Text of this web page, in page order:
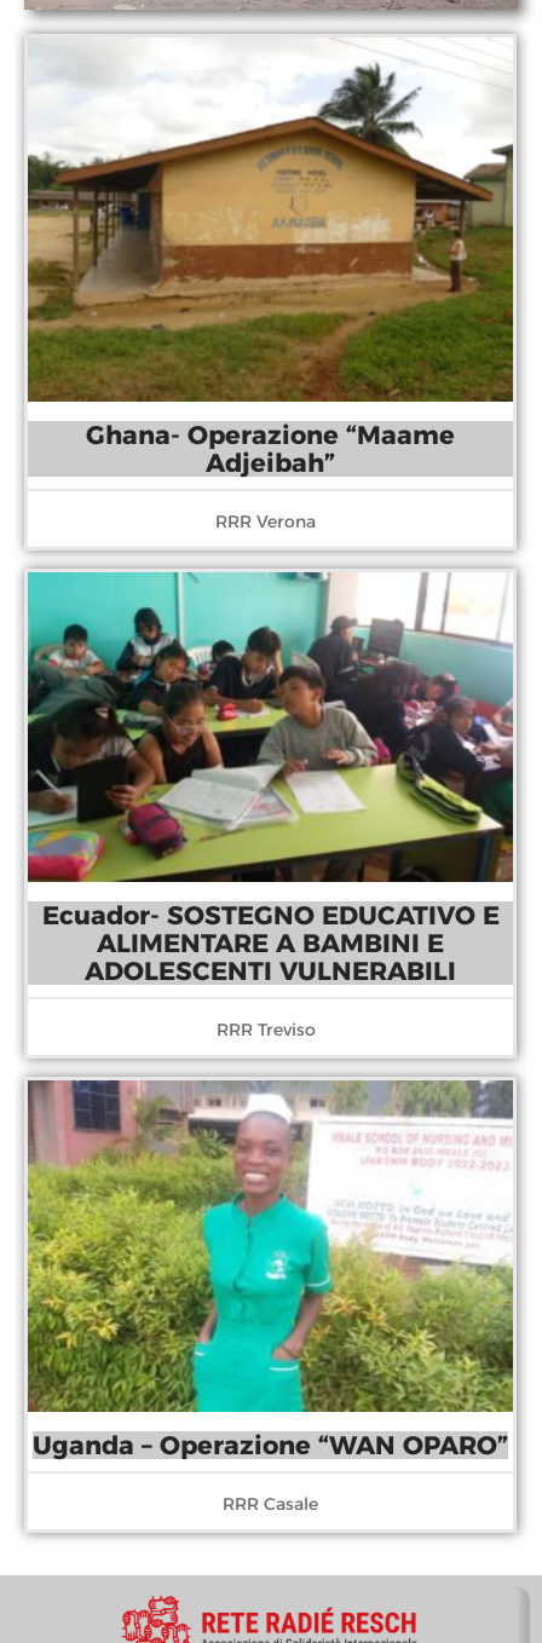
Ghana- Operazione “Maame
Adjeibah”
RRR Verona
Ecuador- SOSTEGNO EDUCATIVO E
ALIMENTARE A BAMBINI E
ADOLESCENTI VULNERABILI
RRR Treviso
Uganda – Operazione “WAN OPARO”
RRR Casale